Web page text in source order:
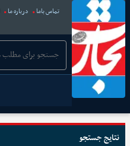
تماس باما درباره ما
نتایج جستجو